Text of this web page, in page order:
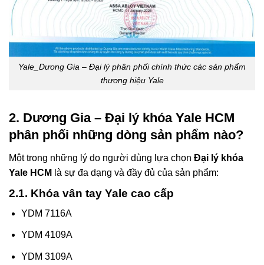
Yale_Dương Gia – Đại lý phân phối chính thức các sản phẩm
thương hiệu Yale
2. Dương Gia – Đại lý khóa Yale HCM
phân phối những dòng sản phẩm nào?
Một trong những lý do người dùng lựa chọn Đại lý khóa
Yale HCM là sự đa dạng và đầy đủ của sản phẩm:
2.1. Khóa vân tay Yale cao cấp
YDM 7116A
YDM 4109A
YDM 3109A